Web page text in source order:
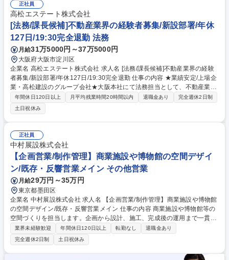
理、議事メモ作成等）■テーマ別説明会（ESG説明会、事業説明会等）の
企画・運営■統合報告書の制作■社内関係部署からの情報収集および調整
◇リモートワーク：決算期や面談対応等の業務状況に応じて柔軟に活用し
ています◇残業時間：通常期／月20時間程度 決算期／月30～40時間程度
募集職種 田町【IR】プライム上場/国内TOPシェアグローバルメーカー/リ
モートワークあり
正社員
高松エステート株式会社
[法務/課長候補]不動産業界の経験者募集/新設部署/年休
127日/19:30完全退勤 法務
月給31万5000円～37万5000円
大阪府大阪市淀川区
企業名 高松エステート株式会社 求人名 [法務/課長候補]不動産業界の経験
者募集/新設部署/年休127日/19:30完全退勤 仕事の内容 ★業績安定/上場企
業・高松建設のグループ会社★大阪本社にて法務担当として、不動産業界
経験のある方を募集しています。顧問弁護士と連携し、法務関連の相談対
応や外部との調整業務などをお任せします。 【具体的な業務例】 ■契約書
の対応やリーガルチェック、コンプライアンス関連 ■各部署からの法律関
連の相談対応 ■法務リスク管理・運営に関する方針の策定・遂行 ■法律問
題に係るアドバイス、危機管理、紛争対応 等 ※19:30完全退勤！木曜日N
O残業DAY実施！月間残業20時間以内！NO残業DAYの際は18:00に退勤し
ています。 募集職種 [法務/課長候補]不動産業界の経験者募集/新設部署/年
休127日/19:30完全退勤
年間休日120日以上 月平均残業時間20時間以内 退職金あり
完全週休2日制
土日祝休み
正社員
中村展設株式会社
【企画営業/制作管理】商業施設や博物館の空間デザイ
ン/既存・反響営業メイン その他営業
月給29万円～35万円
東京都墨田区
企業名 中村展設株式会社 求人名 【企画営業/制作管理】商業施設や博物館
の空間デザイン/既存・反響営業メイン 仕事の内容 商業施設や博物館等の
空間づくりを担当します。企画から設計、施工、完成後の運用まで一貫し
て関わるため、施工管理(現場管理や品質管理スキル)や営業経験(顧客折衝
や提案力)を活かして活躍できるポジションです。 ■企画:施設の目的や動
線を踏まえ、空間テーマや構成を検討/クライアントと打ち合わせし方向性
を決定 ■設計:イメージやレイアウト図を作成し、空間構成や配置を具体
業界未経験歓迎 年間休日120日以上 転勤なし
退職金あり
完全週休2日制
土日祝休み